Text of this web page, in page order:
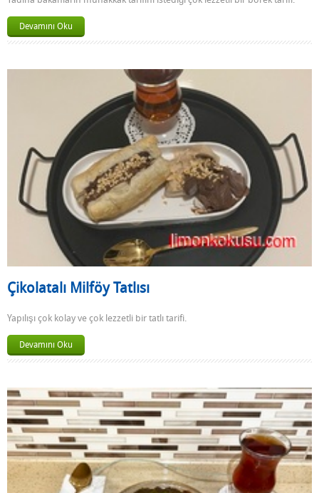
Devamını Oku
Çikolatalı Milföy Tatlısı
Yapılışı çok kolay ve çok lezzetli bir tatlı tarifi.
Devamını Oku